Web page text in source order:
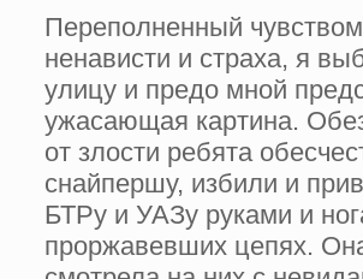
Переполненный чувством
ненависти и страха, я
улицу и предо мной
ужасающая картина.
от злости ребята
снайпершу, избили и
БТРу и УАЗу руками и
проржавевших цепях.